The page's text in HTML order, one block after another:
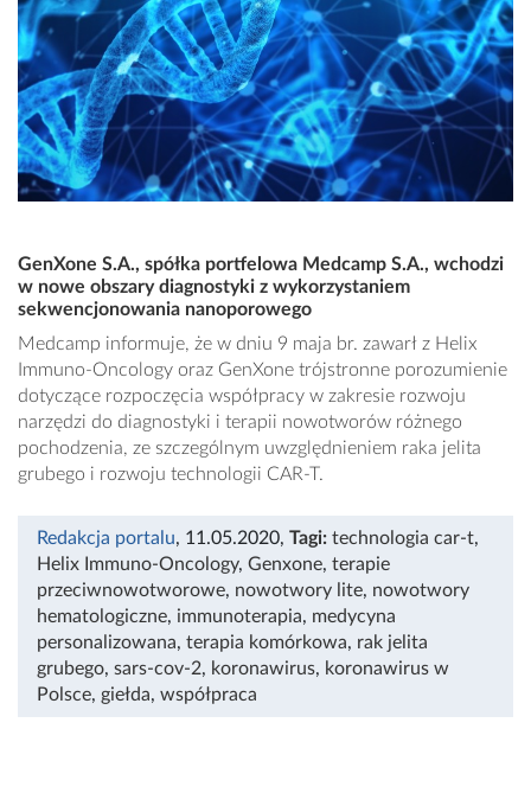
GenXone S.A., spółka portfelowa Medcamp S.A., wchodzi
w nowe obszary diagnostyki z wykorzystaniem
sekwencjonowania nanoporowego
Medcamp informuje, że w dniu 9 maja br. zawarł z Helix
Immuno-Oncology oraz GenXone trójstronne porozumienie
dotyczące rozpoczęcia współpracy w zakresie rozwoju
narzędzi do diagnostyki i terapii nowotworów różnego
pochodzenia, ze szczególnym uwzględnieniem raka jelita
grubego i rozwoju technologii CAR-T.
Redakcja portalu, 11.05.2020, Tagi: technologia car-t,
Helix Immuno-Oncology, Genxone, terapie
przeciwnowotworowe, nowotwory lite, nowotwory
hematologiczne, immunoterapia, medycyna
personalizowana, terapia komórkowa, rak jelita
grubego, sars-cov-2, koronawirus, koronawirus w
Polsce, giełda, współpraca